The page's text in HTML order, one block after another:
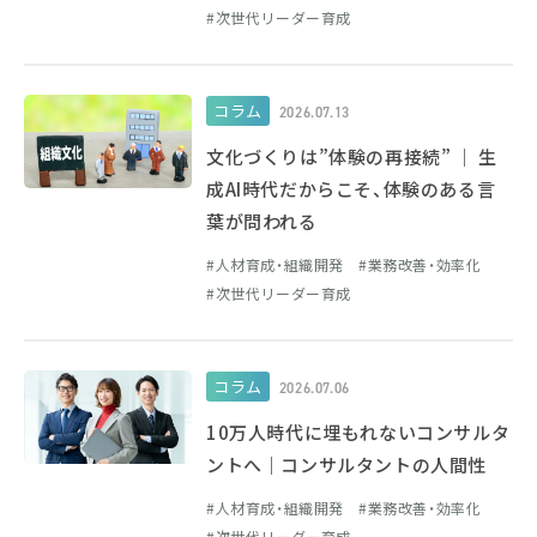
次世代リーダー育成
コラム 2026.07.13
文化づくりは”体験の再接続” ｜ 生
成AI時代だからこそ、体験のある言
葉が問われる
人材育成・組織開発
業務改善・効率化
次世代リーダー育成
コラム 2026.07.06
10万人時代に埋もれないコンサルタ
ントへ｜コンサルタントの人間性
人材育成・組織開発
業務改善・効率化